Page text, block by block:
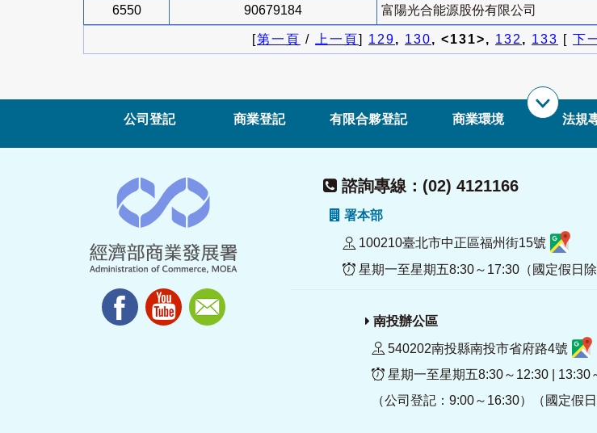
6550 90679184 富陽光合能源股份有限公司
[第一頁 / 上一頁] 129, 130, <131>, 132, 133 [ 下
公司登記 商業登記 有限合夥登記 商業環境 法規
諮詢專線：(02) 4121166
署本部
100210臺北市中正區福州街15號
星期一至星期五8:30～17:30（國定假日除
南投辦公區
540202南投縣南投市省府路4號
星期一至星期五8:30～12:30 | 13:30
（公司登記：9:00～16:30）（國定假日